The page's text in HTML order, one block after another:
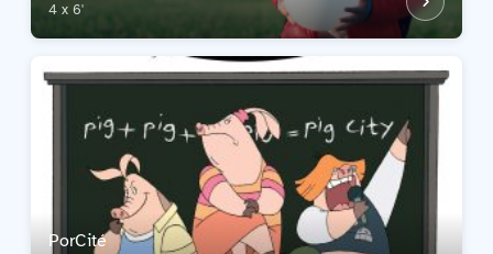
4 x 6'
PorCité